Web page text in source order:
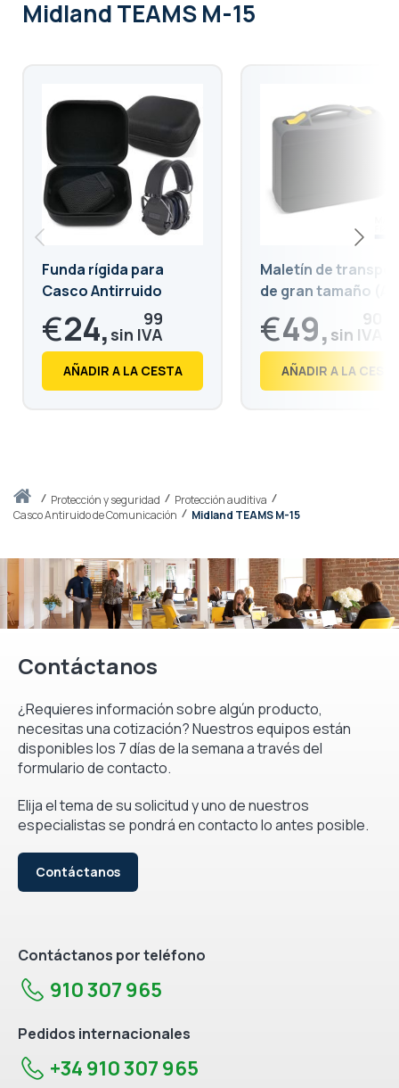
Inicioprotección y seguridad
Protección auditiva
Casco Antiruido de Comunicación
Midland TEAMS M-15
Midland TEAMS M-15
Funda rígida para
Casco Antirruido
€24, 99
€ 30,
AÑADIR A LA CESTA
Maletín de
de gran tamaño
€49, 90
€ 60,
AÑADIR A LA
Contáctanos
¿Requieres información sobre algún producto,
necesitas una cotización? Nuestros equipos están
disponibles los 7 días de la semana a través del
formulario de contacto.
Elija el tema de su solicitud y uno de nuestros
especialistas se pondrá en contacto lo antes posible.
Contáctanos
Contáctanos por teléfono
910 307 965
Pedidos internacionales
+34 910 307 965